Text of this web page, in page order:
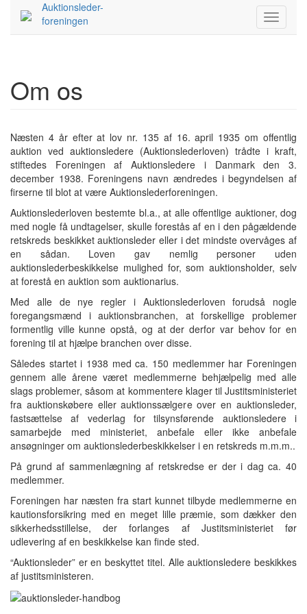
Auktionsleder-
foreningen
Om os
Næsten 4 år efter at lov nr. 135 af 16. april 1935 om offentlig
auktion ved auktionsledere (Auktionslederloven) trådte i kraft,
stiftedes Foreningen af Auktionsledere i Danmark den 3.
december 1938. Foreningens navn ændredes i begyndelsen af
firserne til blot at være Auktionslederforeningen.
Auktionslederloven bestemte bl.a., at alle offentlige auktioner, dog
med nogle få undtagelser, skulle forestås af en i den pågældende
retskreds beskikket auktionsleder eller i det mindste overvåges af
en sådan. Loven gav nemlig personer uden
auktionslederbeskikkelse mulighed for, som auktionsholder, selv
at forestå en auktion som auktionarius.
Med alle de nye regler i Auktionslederloven forudså nogle
foregangsmænd i auktionsbranchen, at forskellige problemer
formentlig ville kunne opstå, og at der derfor var behov for en
forening til at hjælpe branchen over disse.
Således startet i 1938 med ca. 150 medlemmer har Foreningen
gennem alle årene været medlemmerne behjælpelig med alle
slags problemer, såsom at kommentere klager til Justitsministeriet
fra auktionskøbere eller auktionssælgere over en auktionsleder,
fastsættelse af vederlag for tilsynsførende auktionsledere i
samarbejde med ministeriet, anbefale eller ikke anbefale
ansøgninger om auktionslederbeskikkelser i en retskreds m.m.m..
På grund af sammenlægning af retskredse er der i dag ca. 40
medlemmer.
Foreningen har næsten fra start kunnet tilbyde medlemmerne en
kautionsforsikring med en meget lille præmie, som dækker den
sikkerhedsstillelse, der forlanges af Justitsministeriet før
udlevering af en beskikkelse kan finde sted.
“Auktionsleder” er en beskyttet titel. Alle auktionsledere beskikkes
af justitsministeren.